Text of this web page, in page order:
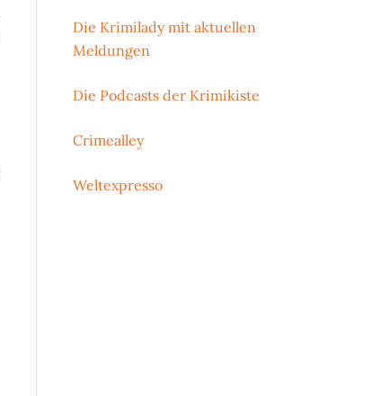
Die Krimilady mit aktuellen
Meldungen
Die Podcasts der Krimikiste
Crimealley
Weltexpresso